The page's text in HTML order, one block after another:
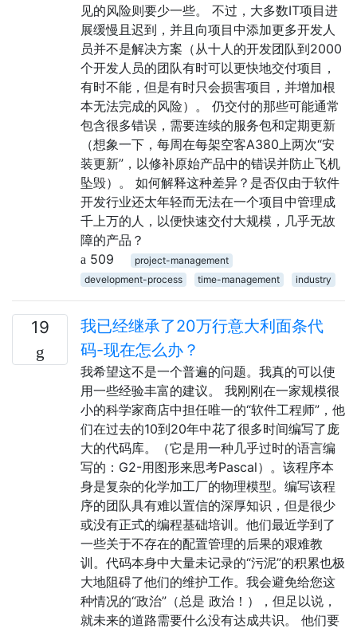
见的风险则要少一些。 不过，大多数IT项目进
展缓慢且迟到，并且向项目中添加更多开发人
员并不是解决方案（从十人的开发团队到2000
个开发人员的团队有时可以更快地交付项目，
有时不能，但是有时只会损害项目，并增加根
本无法完成的风险）。 仍交付的那些可能通常
包含很多错误，需要连续的服务包和定期更新
（想象一下，每周在每架空客A380上两次“安
装更新”，以修补原始产品中的错误并防止飞机
坠毁）。 如何解释这种差异？是否仅由于软件
开发行业还太年轻而无法在一个项目中管理成
千上万的人，以便快速交付大规模，几乎无故
障的产品？
509
project-management
development-process
time-management industry
19
我已经继承了20万行意大利面条代
码-现在怎么办？
我希望这不是一个普遍的问题。我真的可以使
用一些经验丰富的建议。 我刚刚在一家规模很
小的科学家商店中担任唯一的“软件工程师”，他
们在过去的10到20年中花了很多时间编写了庞
大的代码库。（它是用一种几乎过时的语言编
写的：G2-用图形来思考Pascal）。该程序本
身是复杂的化学加工厂的物理模型。编写该程
序的团队具有难以置信的深厚知识，但是很少
或没有正式的编程基础培训。他们最近学到了
一些关于不存在的配置管理的后果的艰难教
训。代码本身中大量未记录的“污泥”的积累也极
大地阻碍了他们的维护工作。我会避免给您这
种情况的“政治”（总是 政治！），但足以说，
就未来的道路需要什么没有达成共识。 他们要